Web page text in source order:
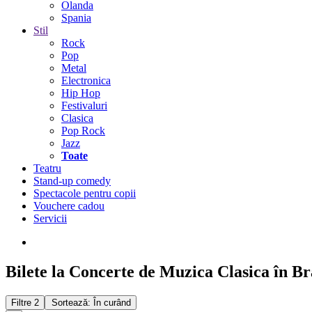
Olanda
Spania
Stil
Rock
Pop
Metal
Electronica
Hip Hop
Festivaluri
Clasica
Pop Rock
Jazz
Toate
Teatru
Stand-up comedy
Spectacole pentru copii
Vouchere cadou
Servicii
Bilete la Concerte de Muzica Clasica în
Filtre 2
Sortează: În curând